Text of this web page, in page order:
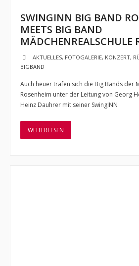
- - Vorstellung
- - Dirigent
- - Musiker
- Jugendkapelle
- - Vorstellung
- - Dirigent
- Jugendbigband
SWINGINN BIG BAND
MEETS BIG BAND
MÄDCHENREALSCHULE
AKTUELLES, FOTOGALERIE, KONZERT,
BIGBAND
Auch heuer trafen sich die Big Bands der
Rosenheim unter der Leitung von Georg
Heinz Dauhrer mit seiner SwingINN
WEITERLESEN